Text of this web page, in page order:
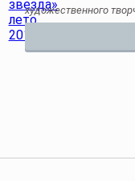
художественного